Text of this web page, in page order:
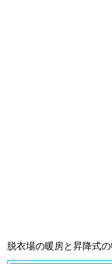
脱衣場の暖房と昇降式